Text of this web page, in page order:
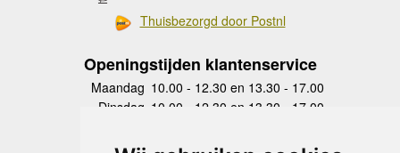
Thuisbezorgd door Postnl
Openingstijden klantenservice
Maandag 10.00 - 12.30 en 13.30 - 17.00
Dinsdag 10.00 - 12.30 en 13.30 - 17.00
Donderdag
10.00 - 12.30 en 13.30 - 17.00